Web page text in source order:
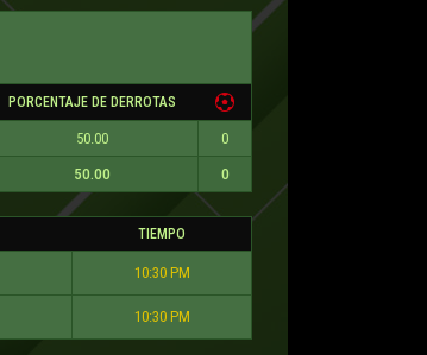
PORCENTAJE DE DERROTAS
50.00
0
50.00 0
TIEMPO
10:30 PM
10:30 PM